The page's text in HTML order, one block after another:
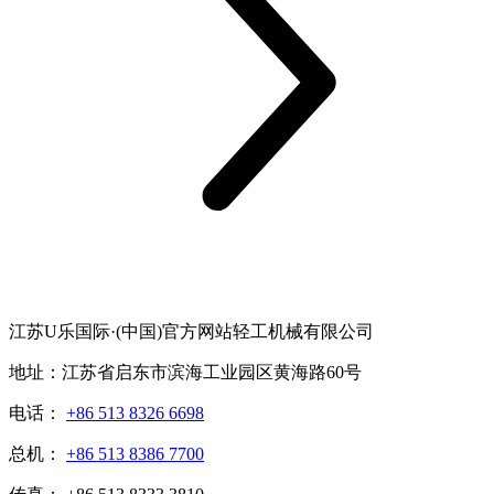
江苏U乐国际·(中国)官方网站轻工机械有限公司
地址：江苏省启东市滨海工业园区黄海路60号
电话： +86 513 8326 6698
总机： +86 513 8386 7700